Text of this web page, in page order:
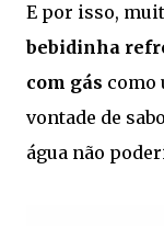
E por isso,
bebidinha
com gás como
vontade de
água não